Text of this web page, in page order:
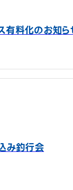
有料化のお知ら
み釣行会